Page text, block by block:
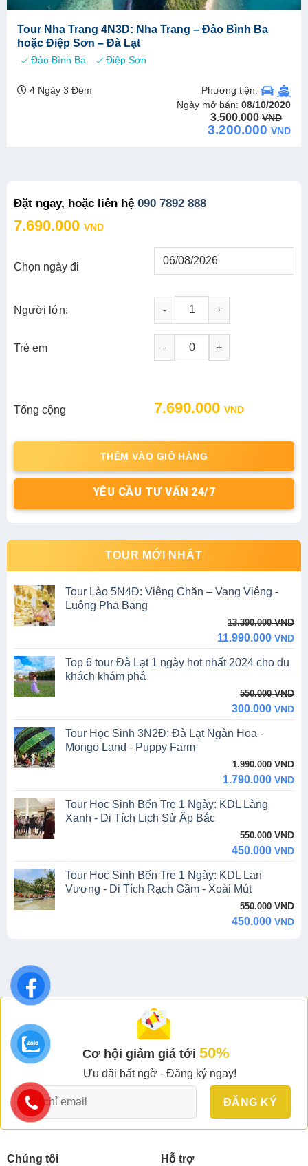
Đặt ngay, hoặc liên hệ 090 7892 888
7.690.000 VND
Chọn ngày đi
Người lớn:
TOUR TẾT ÂM LỊCH: PHÚ YÊN
Trẻ em - +
Tổng cộng 7.690.000 VND
THÊM VÀO GIỎ HÀNG
YÊU CẦU TƯ VẤN 24/7
TOUR MỚI NHẤT
Tour Lào 5N4Đ: Viêng Chăn – Vang Viêng -
Luông Pha Bang
13.390.000VND
13.390.000 VND.
11.990.000 VND
11.990.000 VND.
Top 6 tour Đà Lạt 1 ngày hot nhất 2024 cho du
khách khám phá
550.000VND
550.000 VND.
300.000 VND
300.000 VND.
Tour Học Sinh 3N2Đ: Đà Lạt Ngàn Hoa -
Mongo Land - Puppy Farm
1.990.000VND
1.990.000 VND.
1.790.000 VND
1.790.000 VND.
Tour Học Sinh Bến Tre 1 Ngày: KDL Làng
Xanh - Di Tích Lịch Sử Ấp Bắc
550.000VND
550.000 VND.
450.000 VND
450.000 VND.
Tour Học Sinh Bến Tre 1 Ngày: KDL Lan
Vương - Di Tích Rạch Gầm - Xoài Mút
550.000VND
450.000 VND
Tour Nha Trang 4N3D: Nha Trang – Đảo Bình Ba
hoặc Điệp Sơn – Đà Lạt
Đảo Bình Ba Điệp Sơn
4 Ngày 3 Đêm
Phương tiện:
Ngày mở bán:08/10/2020
3.500.000VND
Original
price
was:
3.200.000VND
Current
price
is:
Cơ hội giảm giá tới 50%
Ưu đãi bất ngờ - Đăng ký ngay!
Chúng tôi
Hỗ trợ